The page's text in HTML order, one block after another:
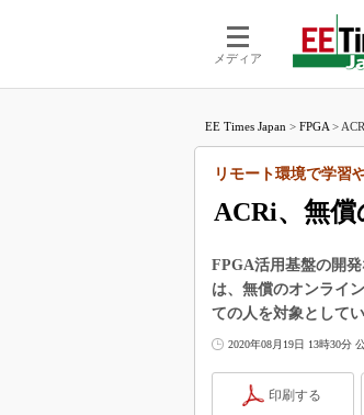
メディア
EE Times Japan > FPGA >
ACRi、無
リモート環境で学習
FPGA活用基盤の開
は、無償のオンライ
ての人を対象としてい
2020年08月19日 13時30分
印刷する